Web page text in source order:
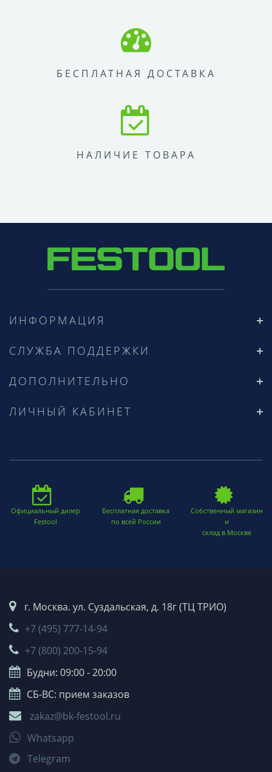
БЕСПЛАТНАЯ ДОСТАВКА
НАЛИЧИЕ ТОВАРА
ИНФОРМАЦИЯ
СЛУЖБА ПОДДЕРЖКИ
ДОПОЛНИТЕЛЬНО
ЛИЧНЫЙ КАБИНЕТ
Официальный дилер
Festool
Бесплатная доставка
по всей России
Собственный магазин
и
склад в Москве
г. Москва. ул. Суздальская, д. 18г (ТЦ ТРИО)
+7 (495) 777-14-94
+7 (800) 200-15-94
Будни: 09:00 - 20:00
СБ-ВС: прием заказов
zakaz@bk-festool.ru
Whatsapp
Telegram